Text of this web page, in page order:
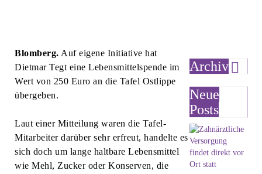
Blomberg. Auf eigene Initiative hat
Dietmar Tegt eine Lebensmittelspende im
Wert von 250 Euro an die Tafel Ostlippe
übergeben.
Laut einer Mitteilung waren die Tafel-
Mitarbeiter darüber sehr erfreut, handelte es
sich doch um lange haltbare Lebensmittel
wie Mehl, Zucker oder Konserven, die
Archiv
Neue
Posts